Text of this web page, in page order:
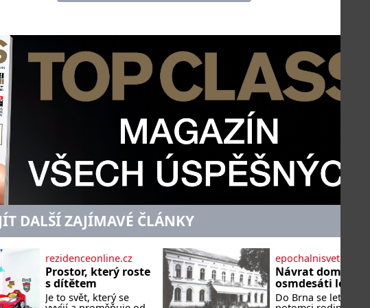
DALŠÍ ZAJÍMAVÉ ČLÁNKY
rezidenceonline.cz
Prostor, který roste
s dítětem
Je to svět, který se
epochalnisvet.cz
Návrat domů po
osmdesáti letech
Do Brna se letos vrátí